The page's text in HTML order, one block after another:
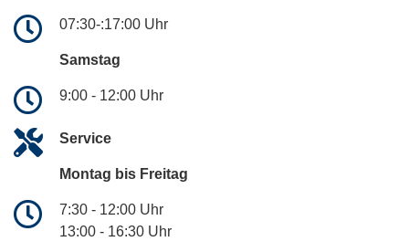
07:30-:17:00 Uhr
Samstag
9:00 - 12:00 Uhr
Service
Montag bis Freitag
7:30 - 12:00 Uhr
13:00 - 16:30 Uhr